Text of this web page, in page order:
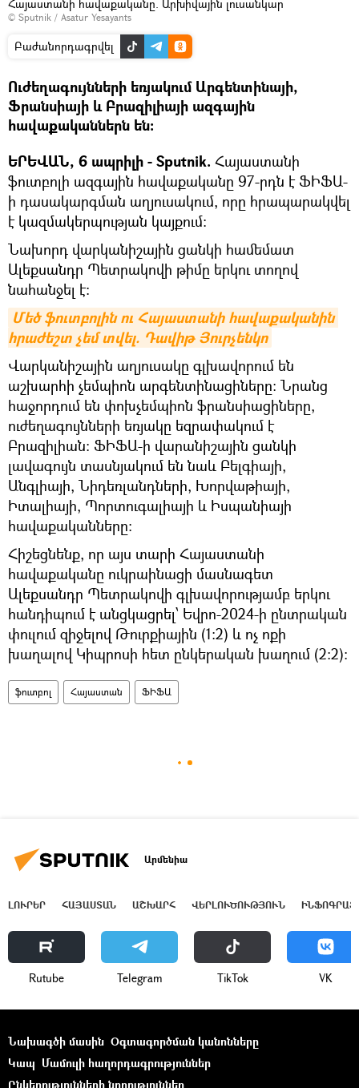
Հայաստանի հավաքականը. Արխիվային լուսանկար
© Sputnik / Asatur Yesayants
Բաժանորդագրվել
Ուժեղագույնների եռյակում Արգենտինայի,
Ֆրանսիայի և Բրազիլիայի ազգային
հավաքականներն են:
ԵՐԵՎԱՆ, 6 ապրիլի - Sputnik. Հայաստանի
ֆուտբոլի ազգային հավաքականը 97-րդն է ՖԻՖԱ-
ի դասակարգման աղյուսակում, որը հրապարակվել
է կազմակերպության կայքում:
Նախորդ վարկանիշային ցանկի համեմատ
Ալեքսանդր Պետրակովի թիմը երկու տողով
նահանջել է։
Մեծ ֆուտբոլին ու Հայաստանի հավաքականին
հրաժեշտ չեմ տվել. Դավիթ Յուրչենկո
Վարկանիշային աղյուսակը գլխավորում են
աշխարհի չեմպիոն արգենտինացիները։ Նրանց
հաջորդում են փոխչեմպիոն ֆրանսիացիները,
ուժեղագույնների եռյակը եզրափակում է
Բրազիլիան։ ՖԻՖԱ-ի վարանիշային ցանկի
լավագույն տասնյակում են նաև Բելգիայի,
Անգլիայի, Նիդեռլանդների, Խորվաթիայի,
Իտալիայի, Պորտուգալիայի և Իսպանիայի
հավաքականները:
Հիշեցնենք, որ այս տարի Հայաստանի
հավաքականը ուկրաինացի մասնագետ
Ալեքսանդր Պետրակովի գլխավորությամբ երկու
հանդիպում է անցկացրել՝ Եվրո-2024-ի ընտրական
փուլում զիջելով Թուրքիային (1:2) և ոչ ոքի
խաղալով Կիպրոսի հետ ընկերական խաղում (2:2):
ֆուտբոլ Հայաստան ՖԻՖԱ
Արմենիա
ԼՈՒՐԵՐ ՀԱՅԱՍՏԱՆ ԱՇԽԱՐՀ ՎԵՐԼՈՒԾՈՒԹՅՈՒՆ
Rutube Telegram ТikТоk VK
Նախագծի մասին Օգտագործման կանոնները
Կապ Մամուլի հաղորդագրություններ
Ընկերությունների նորություններ